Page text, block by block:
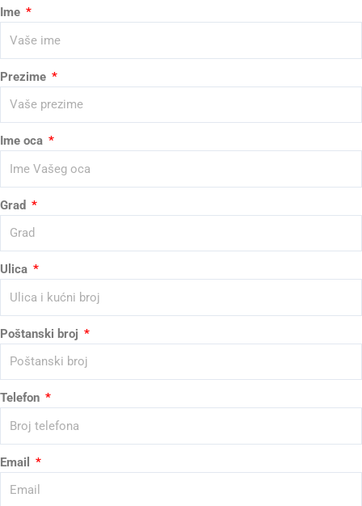
Ime
Prezime
Ime oca
Grad
Ulica
Poštanski broj
Telefon
Email